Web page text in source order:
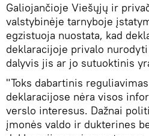
Galiojančioje Viešųjų ir
valstybinėje tarnyboje
egzistuoja nuostata, kad
deklaracijoje privalo
dalyvis jis ar jo sutuoktinis
"Toks dabartinis
deklaracijose nėra visos
verslo interesus. Dažnai
įmonės valdo ir dukterines